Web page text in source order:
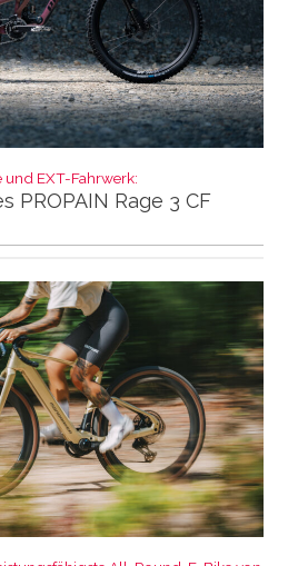
und EXT-Fahrwerk:
PROPAIN Rage 3 CF